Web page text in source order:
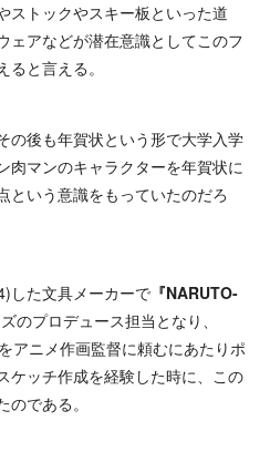
ストックやスキー板といった道
ェアなどが潜在意識としてこのフ
と言える。
の後も年賀状という形で大学入学
肉マンのキャラクターを年賀状に
という意識をもっていたのだろ
した文具メーカーで 『NARUTO-
のプロデュース担当となり、
アニメ作画監督に頼むにあたりポ
ケッチ作成を経験した時に、この
である。